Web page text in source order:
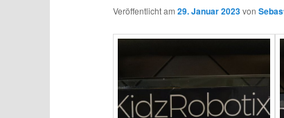
Veröffentlicht am29. Januar 2023von